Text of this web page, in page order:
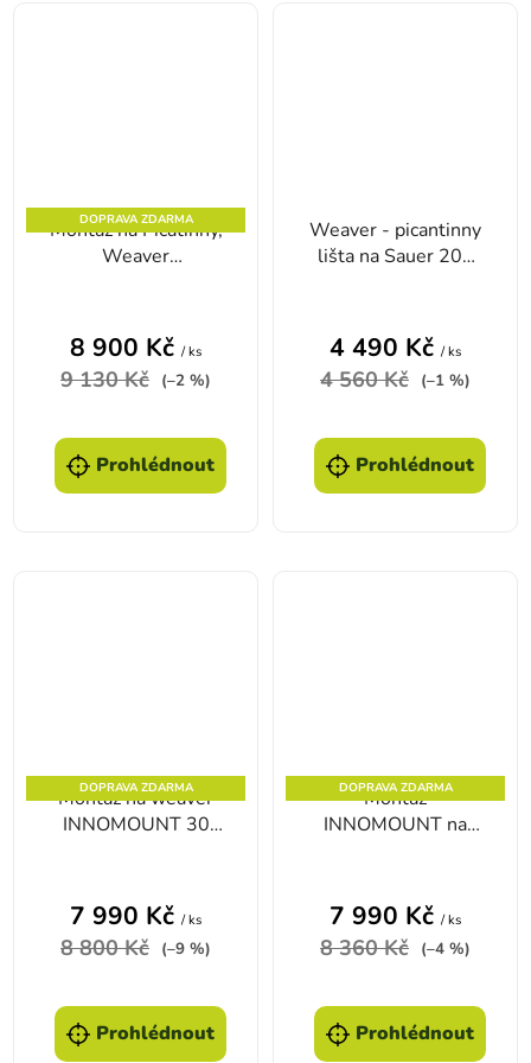
DOPRAVA ZDARMA
Montáž na Picatinny,
Weaver
Digisight / Trail
8 900 Kč / ks
9 130 Kč (–2 %)
Prohlédnout
Weaver - picantinny
lišta na Sauer 202
4 490 Kč / ks
4 560 Kč (–1 %)
Prohlédnout
DOPRAVA ZDARMA
Montáž na weaver
INNOMOUNT 30
7 990 Kč / ks
8 800 Kč (–9 %)
Prohlédnout
DOPRAVA ZDARMA
Montáž
INNOMOUNT na
TH 35 a HT50,
Cheetah
7 990 Kč / ks
8 360 Kč (–4 %)
Prohlédnout